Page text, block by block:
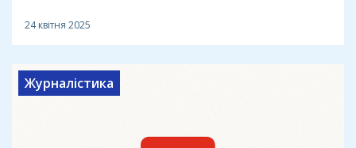
24 квітня 2025
Журналістика